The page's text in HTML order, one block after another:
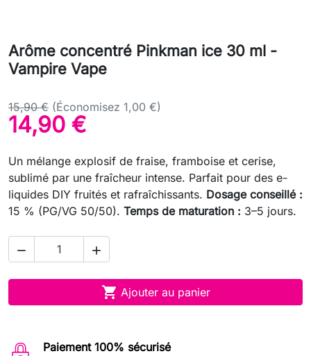
Arôme concentré Pinkman ice 30 ml -
Vampire Vape
15,90 € (Économisez 1,00 €)
14,90 €
Un mélange explosif de fraise, framboise et cerise,
sublimé par une fraîcheur intense. Parfait pour des e-
liquides DIY fruités et rafraîchissants. Dosage conseillé :
15 % (PG/VG 50/50). Temps de maturation : 3–5 jours.
 
 Ajouter au panier
Paiement 100% sécurisé